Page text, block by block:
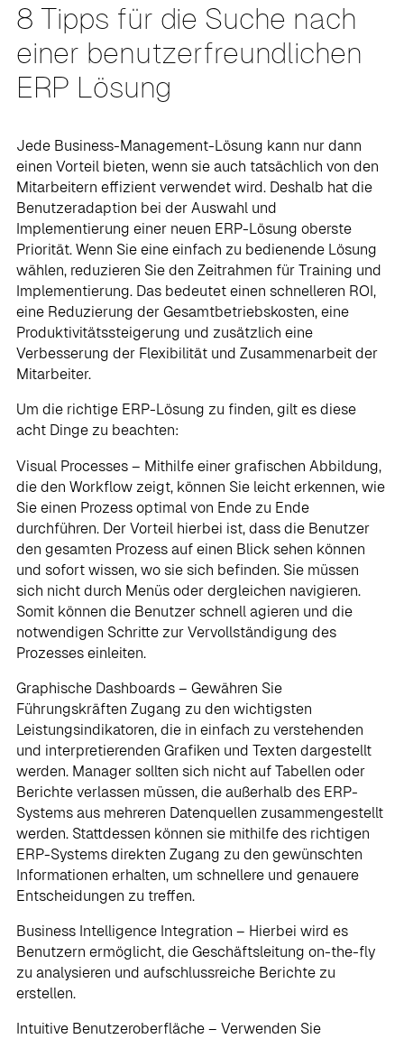
8 Tipps für die Suche nach
einer benutzerfreundlichen
ERP Lösung
Jede Business-Management-Lösung kann nur dann
einen Vorteil bieten, wenn sie auch tatsächlich von den
Mitarbeitern effizient verwendet wird. Deshalb hat die
Benutzeradaption bei der Auswahl und
Implementierung einer neuen ERP-Lösung oberste
Priorität. Wenn Sie eine einfach zu bedienende Lösung
wählen, reduzieren Sie den Zeitrahmen für Training und
Implementierung. Das bedeutet einen schnelleren ROI,
eine Reduzierung der Gesamtbetriebskosten, eine
Produktivitätssteigerung und zusätzlich eine
Verbesserung der Flexibilität und Zusammenarbeit der
Mitarbeiter.
Um die richtige ERP-Lösung zu finden, gilt es diese
acht Dinge zu beachten:
Visual Processes – Mithilfe einer grafischen Abbildung,
die den Workflow zeigt, können Sie leicht erkennen, wie
Sie einen Prozess optimal von Ende zu Ende
durchführen. Der Vorteil hierbei ist, dass die Benutzer
den gesamten Prozess auf einen Blick sehen können
und sofort wissen, wo sie sich befinden. Sie müssen
sich nicht durch Menüs oder dergleichen navigieren.
Somit können die Benutzer schnell agieren und die
notwendigen Schritte zur Vervollständigung des
Prozesses einleiten.
Graphische Dashboards – Gewähren Sie
Führungskräften Zugang zu den wichtigsten
Leistungsindikatoren, die in einfach zu verstehenden
und interpretierenden Grafiken und Texten dargestellt
werden. Manager sollten sich nicht auf Tabellen oder
Berichte verlassen müssen, die außerhalb des ERP-
Systems aus mehreren Datenquellen zusammengestellt
werden. Stattdessen können sie mithilfe des richtigen
ERP-Systems direkten Zugang zu den gewünschten
Informationen erhalten, um schnellere und genauere
Entscheidungen zu treffen.
Business Intelligence Integration – Hierbei wird es
Benutzern ermöglicht, die Geschäftsleitung on-the-fly
zu analysieren und aufschlussreiche Berichte zu
erstellen.
Intuitive Benutzeroberfläche – Verwenden Sie